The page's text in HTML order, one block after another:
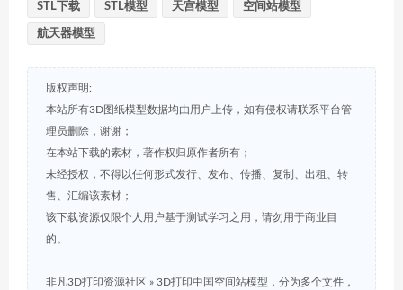
STL下载 STL模型 天宫模型 空间站模型
航天器模型
版权声明:
本站所有3D图纸模型数据均由用户上传，如有侵权请联系平台管
理员删除，谢谢；
在本站下载的素材，著作权归原作者所有；
未经授权，不得以任何形式发行、发布、传播、复制、出租、转
售、汇编该素材；
该下载资源仅限个人用户基于测试学习之用，请勿用于商业目
的。
非凡3D打印资源社区 » 3D打印中国空间站模型，分为多个文件，